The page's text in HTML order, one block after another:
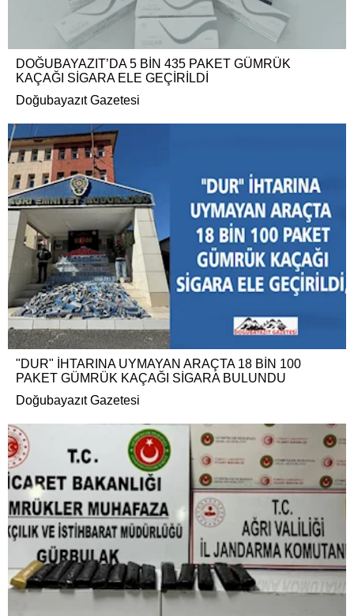
DOĞUBAYAZIT’DA 5 BİN 435 PAKET GÜMRÜK
KAÇAĞI SİGARA ELE GEÇİRİLDİ
Doğubayazıt Gazetesi
"DUR" İHTARINA UYMAYAN ARAÇTA 18 BİN 100
PAKET GÜMRÜK KAÇAĞI SİGARA BULUNDU
Doğubayazıt Gazetesi